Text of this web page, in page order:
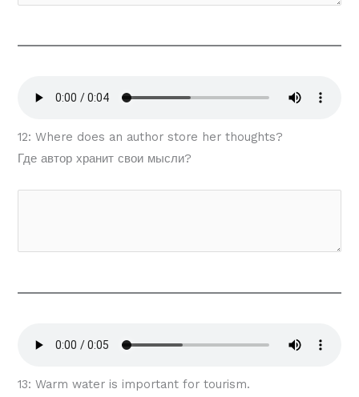
12: Where does an author store her thoughts?
Где автор хранит свои мысли?
13: Warm water is important for tourism.